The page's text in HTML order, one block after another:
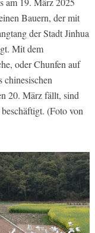
Bauern, der mit
der Stadt Jinhua
Mit dem
oder Chunfen auf
chinesischen
20. März fällt, sind
(Foto von